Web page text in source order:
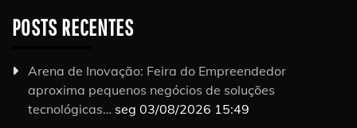
POSTS RECENTES
Arena de Inovação: Feira do Empreendedor
aproxima pequenos negócios de soluções
tecnológicas… seg 03/08/2026 15:49